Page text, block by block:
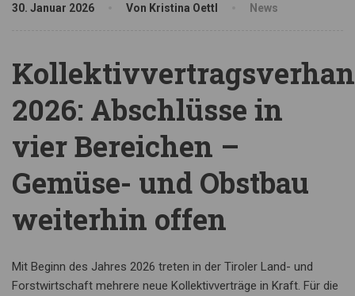
30. Januar 2026 Von Kristina Oettl News
2026: Abschlüsse in
vier Bereichen –
Gemüse- und Obstbau
weiterhin offen
Mit Beginn des Jahres 2026 treten in der Tiroler Land- und
Forstwirtschaft mehrere neue Kollektivverträge in Kraft. Für die